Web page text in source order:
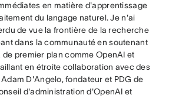
en matière d'apprentissage
du langage naturel. Je n'ai
de vue la frontière de la recherche
dans la communauté en soutenant
premier plan comme OpenAI et
en étroite collaboration avec des
D'Angelo, fondateur et PDG de
d'administration d'OpenAI et